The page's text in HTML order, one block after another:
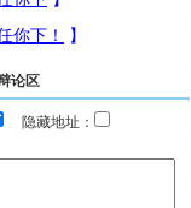
论区
隐藏地址：